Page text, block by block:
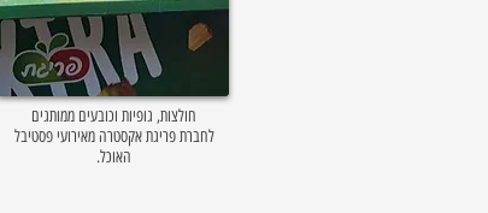
חולצות, גופיות וכובעים ממותגים
לחברת פריגת אקסטרה מאירועי פסטיבל
האוכל.